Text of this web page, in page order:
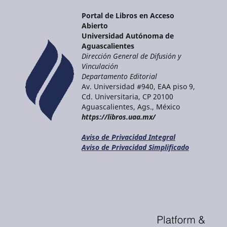
Portal de Libros en Acceso
Abierto
Universidad Autónoma de
Aguascalientes
Dirección General de Difusión y
Vinculación
Departamento Editorial
Av. Universidad #940, EAA piso 9,
Cd. Universitaria, CP 20100
Aguascalientes, Ags., México
https://libros.uaa.mx/
Aviso de Privacidad Integral
Aviso de Privacidad Simplificado